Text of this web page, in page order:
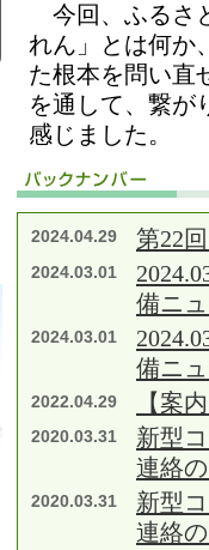
今回、ふるさ
れん」とは何か
た根本を問い直
を通して、繋が
感じました。
2024.04.29 第22
2024.03.01
備ニ
2024.03.01
備ニ
2022.04.29 【案
2020.03.31
新型
連絡
2020.03.31
新型
連絡